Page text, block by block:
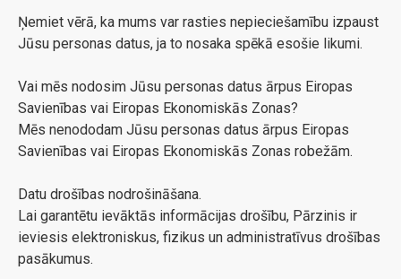
Ņemiet vērā, ka mums var rasties nepieciešamību izpaust
Jūsu personas datus, ja to nosaka spēkā esošie likumi.
Vai mēs nodosim Jūsu personas datus ārpus Eiropas
Savienības vai Eiropas Ekonomiskās Zonas?
Mēs nenododam Jūsu personas datus ārpus Eiropas
Savienības vai Eiropas Ekonomiskās Zonas robežām.
Datu drošības nodrošināšana.
Lai garantētu ievāktās informācijas drošību, Pārzinis ir
ieviesis elektroniskus, fizikus un administratīvus drošības
pasākumus.